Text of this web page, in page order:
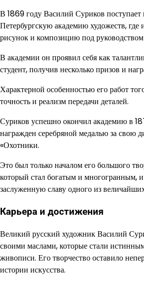
В 1869 году Василий Суриков
Петербургскую академию художеств, где
рисунок и композицию под
В академии он проявил себя как
студент, получив несколько призов и
Характерной особенностью его работ
точность и реализм передачи деталей.
Суриков успешно окончил академию в
награжден серебряной медалью за свою
«Охотники.
Это был только началом его большого
который стал богатым и многогранным,
заслуженную славу одного из
Карьера и достижения
Великий русский художник Василий
своими маслами, которые стали
живописи. Его творчество оставило
истории искусства.